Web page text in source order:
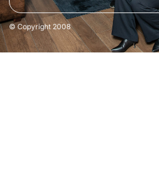
© Copyright 2008